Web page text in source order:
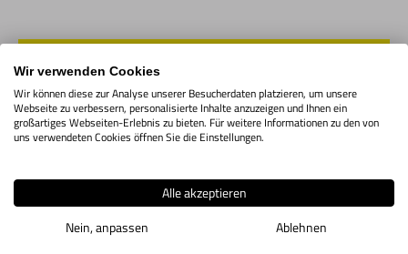
IN DEN WARENKORB
Produktbeschreibung
Mitlaufende Körnerspitze BISON Typ "8812 R" mit
verjüngtem Körper.
Wir verwenden Cookies
Wir können diese zur Analyse unserer Besucherdaten platzieren, um unsere
Webseite zu verbessern, personalisierte Inhalte anzuzeigen und Ihnen ein
großartiges Webseiten-Erlebnis zu bieten. Für weitere Informationen zu den von
uns verwendeten Cookies öffnen Sie die Einstellungen.
Alle akzeptieren
Nein, anpassen
Ablehnen